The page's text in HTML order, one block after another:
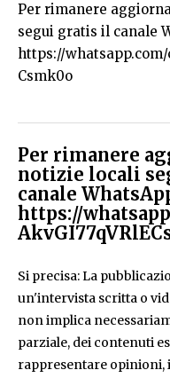
Per rimanere
segui gratis il canale
https://
Csmk0o
Per rimanere
notizie locali
canale
https://
Si precisa: La
un'intervista scritta o
non implica
parziale, dei contenuti
rappresentare